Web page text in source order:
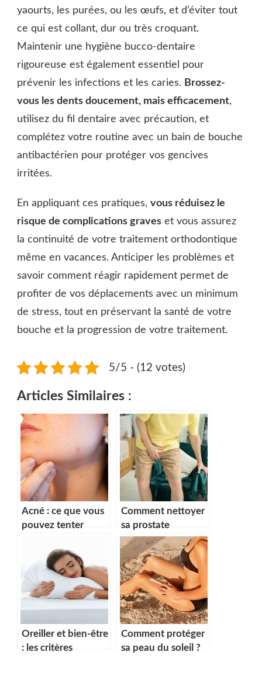
yaourts, les purées, ou les œufs, et d’éviter tout
ce qui est collant, dur ou très croquant.
Maintenir une hygiène bucco-dentaire
rigoureuse est également essentiel pour
prévenir les infections et les caries. Brossez-
vous les dents doucement, mais efficacement,
utilisez du fil dentaire avec précaution, et
complétez votre routine avec un bain de bouche
antibactérien pour protéger vos gencives
irritées.
En appliquant ces pratiques, vous réduisez le
risque de complications graves et vous assurez
la continuité de votre traitement orthodontique
même en vacances. Anticiper les problèmes et
savoir comment réagir rapidement permet de
profiter de vos déplacements avec un minimum
de stress, tout en préservant la santé de votre
bouche et la progression de votre traitement.
5/5 - (12 votes)
Articles Similaires :
Acné : ce que vous
pouvez tenter
un traitement
médicamenteux
Comment nettoyer
sa prostate
naturellement ?
Oreiller et bien-être
: les critères
Comment protéger
sa peau du soleil ?